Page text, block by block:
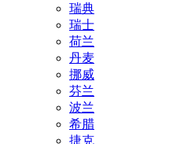
瑞典
瑞士
荷兰
丹麦
挪威
芬兰
波兰
希腊
捷克